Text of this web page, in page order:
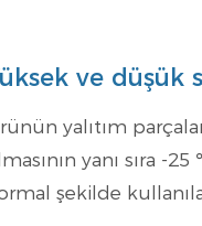
ve düşük
yalıtım
yanı sıra -
şekilde